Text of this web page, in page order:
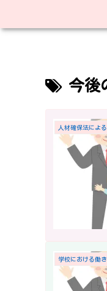
今後
人材確保法によ
学校における働